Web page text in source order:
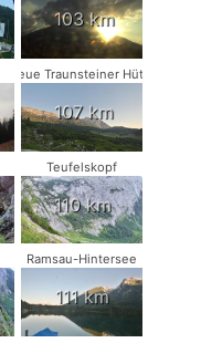
103 km
Neue Traunsteiner Hütte
107 km
Teufelskopf
110 km
Ramsau-Hintersee
111 km